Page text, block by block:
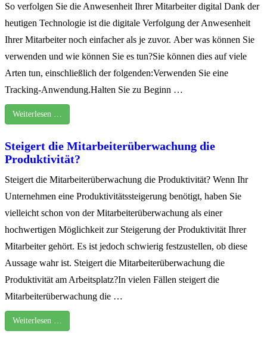
So verfolgen Sie die Anwesenheit Ihrer Mitarbeiter digital Dank der
heutigen Technologie ist die digitale Verfolgung der Anwesenheit
Ihrer Mitarbeiter noch einfacher als je zuvor. Aber was können Sie
verwenden und wie können Sie es tun?Sie können dies auf viele
Arten tun, einschließlich der folgenden:Verwenden Sie eine
Tracking-Anwendung.Halten Sie zu Beginn …
Weiterlesen …
Steigert die Mitarbeiterüberwachung die
Produktivität?
Steigert die Mitarbeiterüberwachung die Produktivität? Wenn Ihr
Unternehmen eine Produktivitätssteigerung benötigt, haben Sie
vielleicht schon von der Mitarbeiterüberwachung als einer
hochwertigen Möglichkeit zur Steigerung der Produktivität Ihrer
Mitarbeiter gehört. Es ist jedoch schwierig festzustellen, ob diese
Aussage wahr ist. Steigert die Mitarbeiterüberwachung die
Produktivität am Arbeitsplatz?In vielen Fällen steigert die
Mitarbeiterüberwachung die …
Weiterlesen …